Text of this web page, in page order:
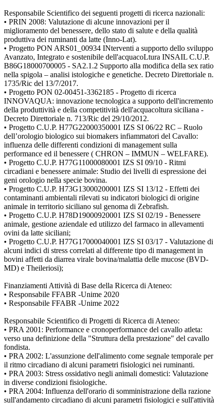
Responsabile Scientifico dei seguenti progetti di ricerca nazionali:
• PRIN 2008: Valutazione di alcune innovazioni per il
miglioramento del benessere, dello stato di salute e della qualità
produttiva dei ruminanti da latte (Inno-Lat).
• Progetto PON ARS01_00934 INterventi a supporto dello sviluppo
Avanzato, Integrato e sostenibile dell'acquacoLtura INSAIL C.U.P.
B86G18000700005 - SA2.1.2 Supporto alla modifica della sex ratio
nella spigola – analisi istologiche e genetiche. Decreto Direttoriale n.
1735/Ric del 13/7/2017.
• Progetto PON 02-00451-3362185 - Progetto di ricerca
INNOVAQUA: innovazione tecnologica a supporto dell'incremento
della produttività e della competitività dell'acquacoltura siciliana -
Decreto Direttoriale n. 713/Ric del 29/10/2012.
• Progetto C.U.P. H77G22000350001 IZS SI 06/22 RC – Ruolo
dell’orologio biologico sui biomakers infiammatori del Cavallo:
influenza delle differenti condizioni di management sulla
performance ed il benessere ( CHRON – IMMUN – WELFARE).
• Progetto C.U.P. H77G11000080001 IZS SI 09/10 - Ritmi
circadiani e benessere animale: Studio dei livelli di espressione dei
geni orologio nella specie bovina.
• Progetto C.U.P. H73G13000200001 IZS SI 13/12 - Effetti dei
contaminanti ambientali rilevati su indicatori biologici di origine
animale in territorio siciliano sul genoma di Zebrafish.
• Progetto C.U.P. H78D19000920001 IZS SI 02/19 - Benessere
animale, gestione aziendale ed utilizzo del farmaco in allevamenti
ovini da latte siciliani;
• Progetto C.U.P. H77G17000040001 IZS SI 03/17 - Valutazione di
alcuni indici di stress correlati al differente tipo di management in
bovini affetti da diarrea virale bovina/malattia delle mucose (BVD-
MD) e Theileriosi);
Finanziamenti Attività di Base della Ricerca di Ateneo:
• Responsabile FFABR -Unime 2020
• Responsabile FFABR -Unime 2022
Responsabile Scientifico di Progetti di Ricerca di Ateneo:
• PRA 2001: Performance e cronoperformance del cavallo atleta:
verso una definizione della "Struttura della prestazione" del cavallo
fondista.
• PRA 2002: L'assunzione dell'alimento come segnale temporale per
il ritmo circadiano di alcuni parametri fisiologici nei ruminanti.
• PRA 2003: Stress ossidativo negli animali domestici: Valutazione
in diverse condizioni fisiologiche.
• PRA 2004: Influenza dell'orario di somministrazione della razione
sull'andamento circadiano di alcuni parametri fisiologici e sull'attività